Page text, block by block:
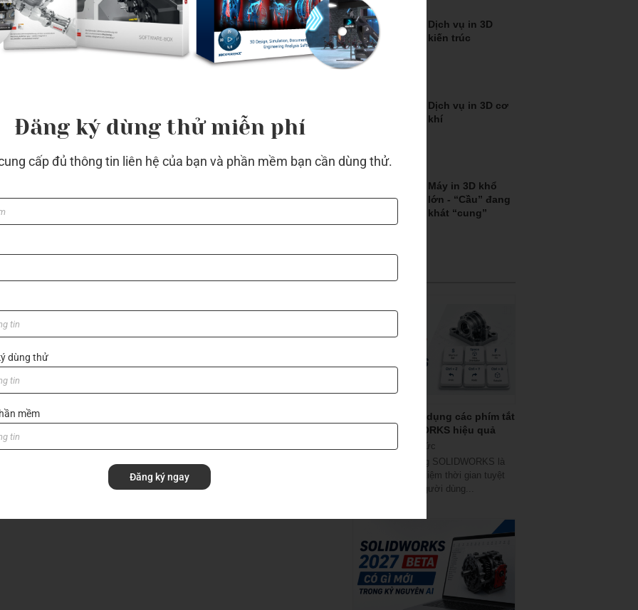
thiết kế để
cho các...
Mua bản quyền SOLIDWORKS tại Việt
Nam ở đâu uy tín? Xem ngay checklist
các đại lý SOLIDWORKS chính hãng
Tool holder with coolant
Dịch vụ in 3D
kiến trúc
Dịch vụ in 3D cơ
khí
Máy in 3D khổ
lớn - “Cầu” đang
khát “cung”
Hướng dẫn sử dụng các phím tắt
trong SOLIDWORKS hiệu quả
07/08/2026
Tin tức
Các phím tắt trong SOLIDWORKS là
một công cụ tiết kiệm thời gian tuyệt
vời, và hầu hết người dùng...
Đăng ký dùng thử miễn phí
cấp đủ thông tin liên hệ của bạn và phần mềm bạn cần dùng thử.
dùng thử
mềm
Đăng ký ngay